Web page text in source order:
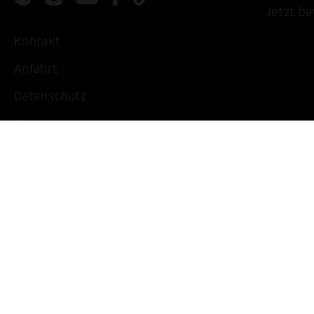
Kontakt
Anfahrt
Datenschutz
AGB
Jetzt